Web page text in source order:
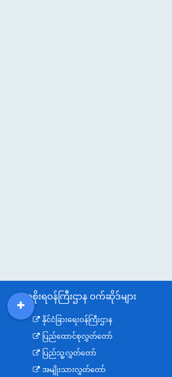
အစိုးရဝန်ကြီးဌာန ဝက်ဆိုဒ်များ
နိုင်ငံခြားရေးဝန်ကြီးဌာန
ပြည်ထောင်စုလွှတ်တော်
ပြည်သူ့လွှတ်တော်
အမျိုးသားလွှတ်တော်
DDM